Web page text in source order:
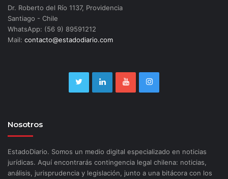
Dr. Roberto del Río 1137, Providencia
Santiago - Chile
WhatsApp: (56 9) 89591212
Mail: contacto@estadodiario.com
Nosotros
EstadoDiario. Somos un medio digital especializado en noticias
jurídicas. Aquí encontrarás contingencia legal chilena: noticias,
análisis, jurisprudencia y legislación, junto a una bitácora con los